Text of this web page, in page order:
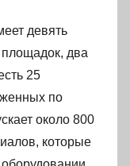
девять
два
25
по
около 800
которые